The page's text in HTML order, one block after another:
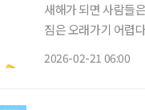
새해가 되면 사람들
짐은 오래가기 어렵
2026-02-21 06:00